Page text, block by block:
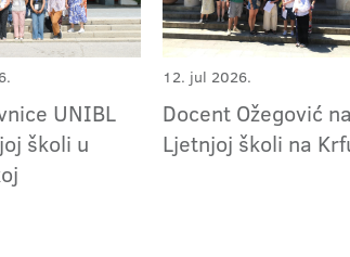
UNIBL
školi u
12. jul 2026.
Docent Ožegović na
Ljetnjoj školi na